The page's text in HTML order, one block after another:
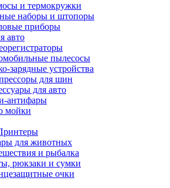
и термокружки
наборы и штопоры
приборы
авто
пылесосы
зарядные устройства
для шин
для авто
антифары
мойки
для животных
и рыбалка
рюкзаки и сумки
очки